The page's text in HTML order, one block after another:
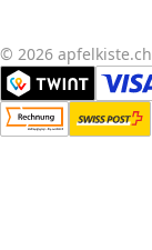
© 2026 apfelkiste.ch